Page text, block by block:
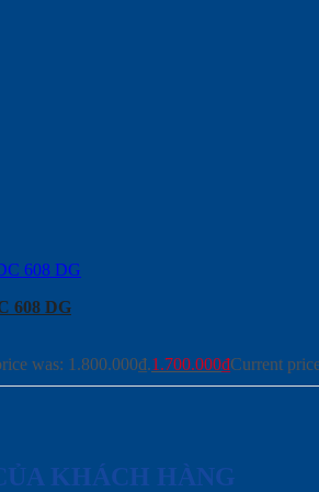
608 DG
was: 1.800.000₫.1.700.000₫Current
KHÁCH HÀNG